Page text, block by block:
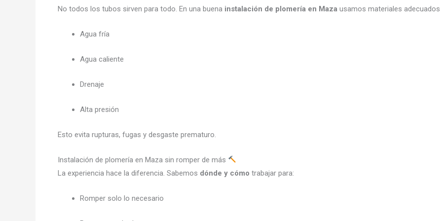
No todos los tubos sirven para todo. En una buena instalación de plomería en Maza usamos materiales adecuados
Agua fría
Agua caliente
Drenaje
Alta presión
Esto evita rupturas, fugas y desgaste prematuro.
Instalación de plomería en Maza sin romper de más
La experiencia hace la diferencia. Sabemos dónde y cómo trabajar para:
Romper solo lo necesario